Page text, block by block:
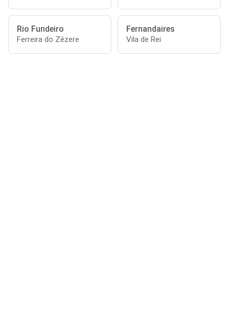
Rio Fundeiro
Ferreira do Zêzere
Fernandaires
Vila de Rei